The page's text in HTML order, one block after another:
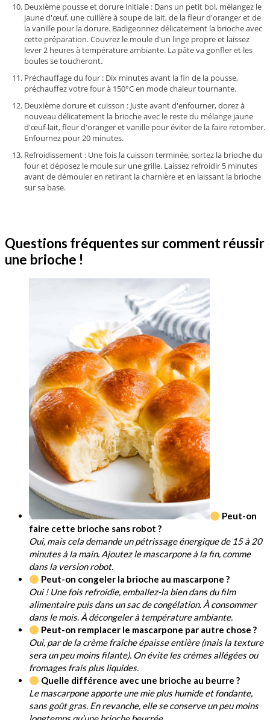
Deuxième pousse et dorure initiale : Dans un petit bol, mélangez le
jaune d'œuf, une cuillère à soupe de lait, de la fleur d'oranger et de
la vanille pour la dorure. Badigeonnez délicatement la brioche avec
cette préparation. Couvrez le moule d'un linge propre et laissez
lever 2 heures à température ambiante. La pâte va gonfler et les
boules se toucheront.
Préchauffage du four : Dix minutes avant la fin de la pousse,
préchauffez votre four à 150°C en mode chaleur tournante.
Deuxième dorure et cuisson : Juste avant d'enfourner, dorez à
nouveau délicatement la brioche avec le reste du mélange jaune
d'œuf-lait, fleur d'oranger et vanille pour éviter de la faire retomber.
Enfournez pour 20 minutes.
Refroidissement : Une fois la cuisson terminée, sortez la brioche du
four et déposez le moule sur une grille. Laissez refroidir 5 minutes
avant de démouler en retirant la charnière et en laissant la brioche
sur sa base.
Questions fréquentes sur comment réussir
une brioche !
Peut-on
faire cette brioche sans robot ?
Oui, mais cela demande un pétrissage énergique de 15 à 20
minutes à la main. Ajoutez le mascarpone à la fin, comme
dans la version robot.
Peut-on congeler la brioche au mascarpone ?
Oui ! Une fois refroidie, emballez-la bien dans du film
alimentaire puis dans un sac de congélation. À consommer
dans le mois. À décongeler à température ambiante.
Peut-on remplacer le mascarpone par autre chose ?
Oui, par de la crème fraîche épaisse entière (mais la texture
sera un peu moins filante). On évite les crèmes allégées ou
fromages frais plus liquides.
Quelle différence avec une brioche au beurre ?
Le mascarpone apporte une mie plus humide et fondante,
sans goût gras. En revanche, elle se conserve un peu moins